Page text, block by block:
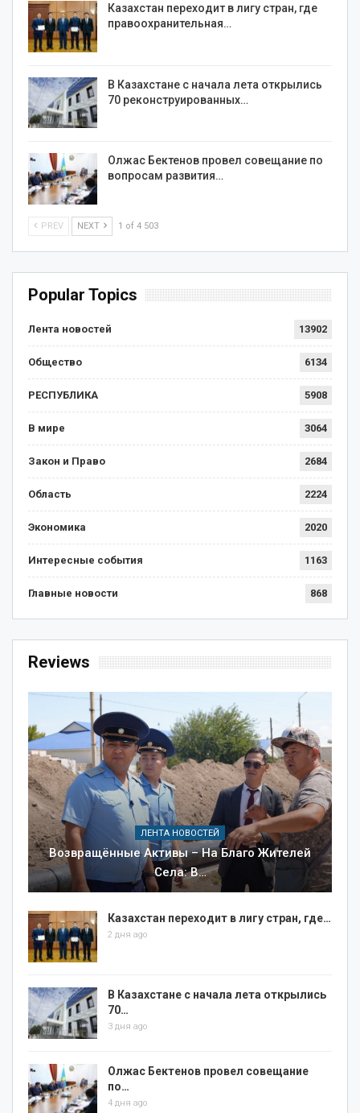
Казахстан переходит в лигу стран, где
правоохранительная…
В Казахстане с начала лета открылись
70 реконструированных…
Олжас Бектенов провел совещание по
вопросам развития…
PREV NEXT 1 of 4 503
Popular Topics
Лента новостей 13902
Общество 6134
РЕСПУБЛИКА 5908
В мире 3064
Закон и Право 2684
Область 2224
Экономика 2020
Интересные события 1163
Главные новости 868
Reviews
ЛЕНТА НОВОСТЕЙ
Возвращённые Активы – На Благо Жителей
Села: В…
Казахстан переходит в лигу стран, где…
2 дня ago
В Казахстане с начала лета открылись
70…
3 дня ago
Олжас Бектенов провел совещание
по…
4 дня ago